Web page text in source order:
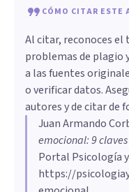
CÓMO CITAR ESTE
Al citar, reconoces
problemas de plagio
a las fuentes
o verificar datos.
autores y de citar de
Juan Armando
emocional: 9
Portal Psicología
https://